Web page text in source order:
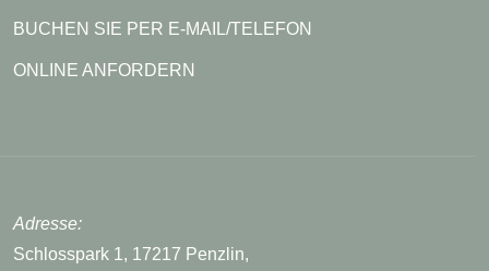
BUCHEN SIE PER E-MAIL/TELEFON
ONLINE ANFORDERN
Adresse:
Schlosspark 1, 17217 Penzlin,